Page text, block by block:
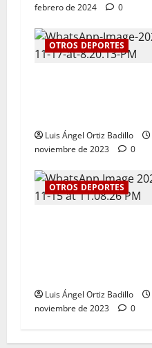
febrero de 2024
0
OTROS DEPORTES
Luis Ángel Ortiz Badillo
noviembre de 2023
0
OTROS DEPORTES
Luis Ángel Ortiz Badillo
noviembre de 2023
0